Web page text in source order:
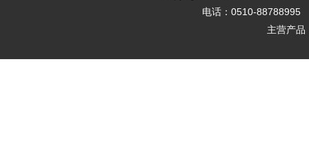
电话：0510-88788995
主营产品